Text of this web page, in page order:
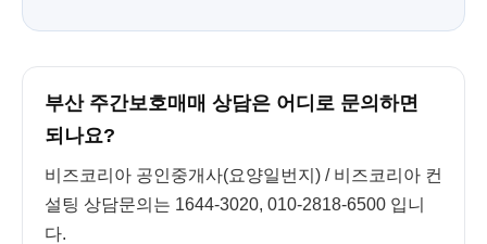
부산 주간보호매매 상담은 어디로 문의하면
되나요?
비즈코리아 공인중개사(요양일번지) / 비즈코리아 컨
설팅 상담문의는 1644-3020, 010-2818-6500 입니
다.